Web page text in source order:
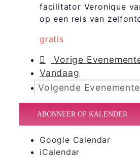
facilitator Veronique
op een reis van
gratis
Vorige
Vandaag
Volgende
ABONNEER OP KALENDER
Google Calendar
iCalendar